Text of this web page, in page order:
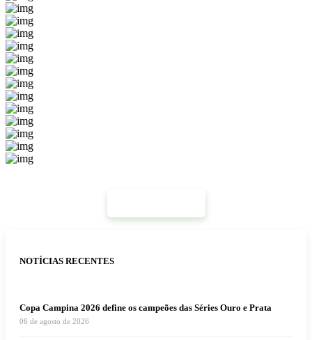
NOTÍCIAS RECENTES
Copa Campina 2026 define os campeões das Séries Ouro e Prata
06 de agosto de 2026